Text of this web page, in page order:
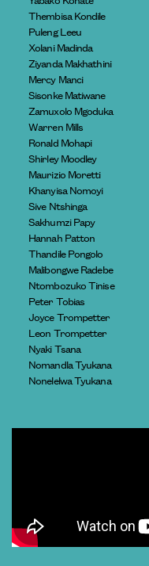
Thembisa Kondile
Puleng Leeu
Xolani Madinda
Ziyanda Makhathini
Mercy Manci
Sisonke Matiwane
Zamuxolo Mgoduka
Warren Mills
Ronald Mohapi
Shirley Moodley
Maurizio Moretti
Khanyisa Nomoyi
Sive Ntshinga
Sakhumzi Papy
Hannah Patton
Thandile Pongolo
Malibongwe Radebe
Ntombozuko Tinise
Peter Tobias
Joyce Trompetter
Leon Trompetter
Nyaki Tsana
Nomandla Tyukana
Nonelelwa Tyukana